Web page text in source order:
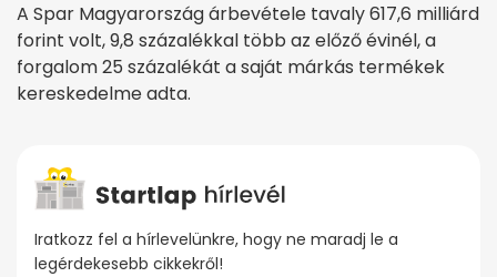
A Spar Magyarország árbevétele tavaly 617,6 milliárd
forint volt, 9,8 százalékkal több az előző évinél, a
forgalom 25 százalékát a saját márkás termékek
kereskedelme adta.
Iratkozz fel a hírlevelünkre, hogy ne maradj le a
legérdekesebb cikkekről!